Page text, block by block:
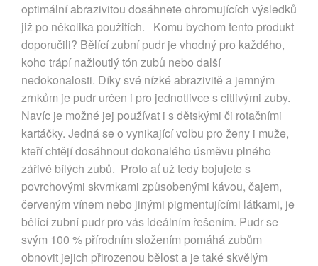
optimální abrazivitou dosáhnete ohromujících výsledků
již po několika použitích. Komu bychom tento produkt
doporučili? Bělící zubní pudr je vhodný pro každého,
koho trápí nažloutlý tón zubů nebo další
nedokonalosti. Díky své nízké abrazivitě a jemným
zrnkům je pudr určen i pro jednotlivce s citlivými zuby.
Navíc je možné jej používat i s dětskými či rotačními
kartáčky. Jedná se o vynikající volbu pro ženy i muže,
kteří chtějí dosáhnout dokonalého úsměvu plného
zářivě bílých zubů. Proto ať už tedy bojujete s
povrchovými skvrnkami způsobenými kávou, čajem,
červeným vínem nebo jinými pigmentujícími látkami, je
bělící zubní pudr pro vás ideálním řešením. Pudr se
svým 100 % přírodním složením pomáhá zubům
obnovit jejich přirozenou bělost a je také skvělým